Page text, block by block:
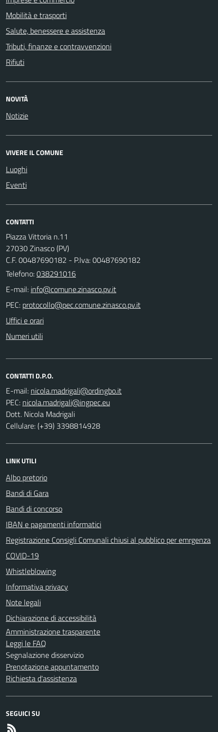
Mobilità e trasporti
Salute, benessere e assistenza
Tributi, finanze e contravvenzioni
Rifiuti
NOVITÀ
Notizie
VIVERE IL COMUNE
Luoghi
Eventi
CONTATTI
Piazza Vittoria n.11
27030 Zinasco (PV)
C.F. 00487690182 - P.Iva: 00487690182
Telefono:038291016
E-mail:
PEC:
Uffici e orari
Numeri utili
CONTATTI D.P.O.
E-mail:
PEC:
Dott. Nicola Madrigali
Cellulare: (+39) 3398814928
LINK UTILI
Albo pretorio
Bandi di Gara
Bandi di concorso
IBAN e pagamenti informatici
Registrazione Consigli Comunali chiusi al pubblico per emrgenza
COVID-19
Whistleblowing
Informativa privacy
Note legali
Dichiarazione di accessibilità
Amministrazione trasparente
Leggi le FAQ
Segnalazione disservizio
Prenotazione appuntamento
Richiesta d'assistenza
SEGUICI SU